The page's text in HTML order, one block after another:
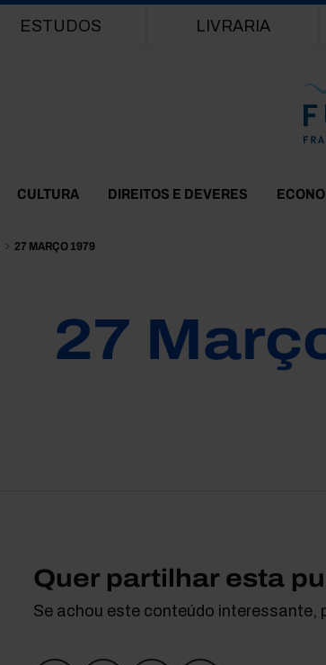
ESTUDOS LIVRARIA
CULTURA DIREITOS E DEVERES
27 MARÇO 1979
27
Quer partilhar esta
Se achou este conteúdo interessante,